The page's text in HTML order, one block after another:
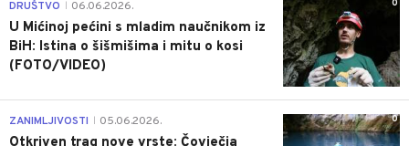
0
DRUŠTVO 06.06.2026.
U Mićinoj pećini s mladim naučnikom iz
BiH: Istina o šišmišima i mitu o kosi
(FOTO/VIDEO)
0
ZANIMLJIVOSTI 05.06.2026.